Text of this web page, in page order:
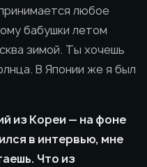
любое
бабушки летом
зимой. Ты хочешь
В Японии же я был
из Кореи — на фоне
в интервью, мне
Что из